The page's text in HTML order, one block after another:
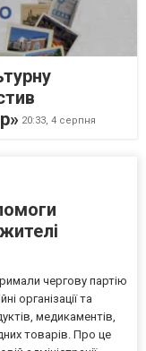
20:33, 4 серпня
чергову партію
організації та
медикаментів,
товарів. Про це